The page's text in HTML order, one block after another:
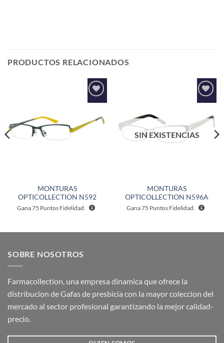
PRODUCTOS RELACIONADOS
Añadir
lista de
deseos
MONTURAS
OPTICOLLECTION N592
Gana75 Puntos Fidelidad.
Añadir
lista de
deseos
SIN EXISTENCIAS
MONTURAS
OPTICOLLECTION N596A
Gana75 Puntos Fidelidad.
SOBRE NOSOTROS
Farmacollection, una empresa dinamica que ofrece la
distribucion de Gafas de presbicia con la mayor coleccion del
mercado al sector profesional garantizando la mejor calidad-
precio.